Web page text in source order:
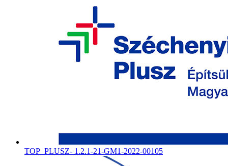
TOP_PLUSZ- 1.2.1-21-GM1-2022-00105